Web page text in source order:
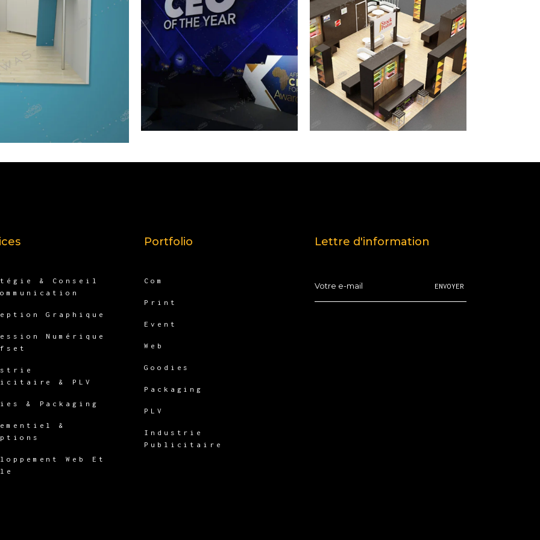
& Conseil
Graphique
Numérique
& PLV
& Packaging
&
Web Et
Portfolio
Com
Print
Event
Web
Goodies
Packaging
PLV
Industrie
Publicitaire
Lettre d'information
ENVOYER